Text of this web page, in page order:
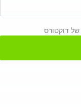
של דוקטורס